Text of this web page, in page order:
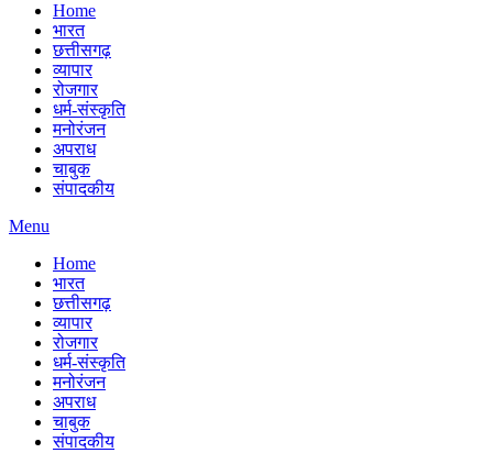
Home
भारत
छत्तीसगढ़
व्यापार
रोजगार
धर्म-संस्कृति
मनोरंजन
अपराध
चाबुक
संपादकीय
Menu
Home
भारत
छत्तीसगढ़
व्यापार
रोजगार
धर्म-संस्कृति
मनोरंजन
अपराध
चाबुक
संपादकीय